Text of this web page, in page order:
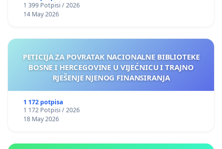
1 399 Potpisi / 2026
14 May 2026
PETICIJA ZA POVRATAK NACIONALNE BIBLIOTEKE
BOSNE I HERCEGOVINE U VIJEĆNICU I TRAJNO
RJEŠENJE NJENOG FINANSIRANJA
1 172 potpisa
1 172 Potpisi / 2026
18 May 2026